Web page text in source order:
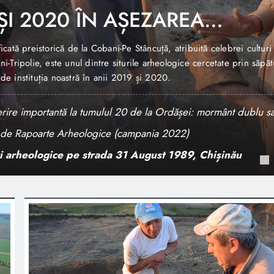
2022)
2023, sub egida Ministerului Culturii și a Comisiei Naționale
lucrările Sesiunea Națională de Rapoarte – Cercetări arheologice în
2022.
importantă la tumulul 20 de la Ordășei: mormânt dublu
al erei noastre
DE SALVARE DIN ANII 2019 ȘI 2020 ÎN AȘEZAREA
PE STÂNCUȚĂ.
arheologice pe strada 31 August 1989, Chișinău